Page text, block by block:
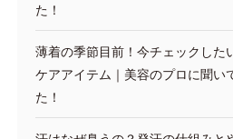
た！
薄着の季節目前！今チェックした
ケアアイテム｜美容のプロに聞い
た！